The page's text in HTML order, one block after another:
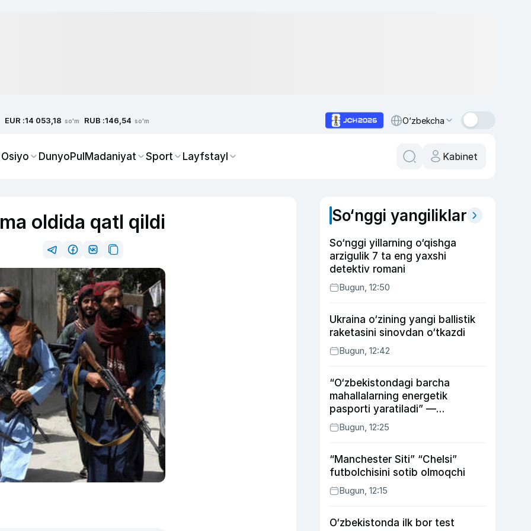
EUR :14 053,18 so'm RUB :146,54 so'm O‘zbekcha
DunyoPulMadaniyat Sport Layfstayl Kabinet
oldida qatl qildi So‘nggi yangiliklar
So‘nggi yillarning o‘qishga
arzigulik 7 ta eng yaxshi
detektiv romani
Bugun, 12:50
Ukraina o‘zining yangi ballistik
raketasini sinovdan o‘tkazdi
Bugun, 12:42
“O‘zbekistondagi barcha
mahallalarning energetik
pasporti yaratiladi” —
energetika vaziri
Bugun, 12:25
“Manchester Siti” “Chelsi”
futbolchisini sotib olmoqchi
Bugun, 12:15
O‘zbekistonda ilk bor test